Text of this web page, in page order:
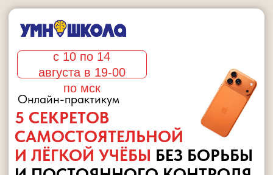
5 СЕКРЕТОВ
САМОСТОЯТЕЛЬНОЙ
И ЛЁГКОЙ УЧЁБЫ
И ПОСТОЯННОГО КОНТРОЛЯ
Онлайн-практикум
Конкретные инструменты,с которыми
ребёнок начнёт делать уроки сам
и подтянет успеваемость уже через 1
с 10 по 14
августа в 19-00
по мск